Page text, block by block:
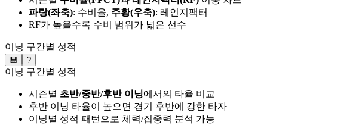
파랑(좌축): 수비율, 주황(우축): 레인지팩터
RF가 높을수록 수비 범위가 넓은 선수
이닝 구간별 성적
💾 ?
이닝 구간별 성적
시즌별 초반/중반/후반 이닝에서의 타율 비교
후반 이닝 타율이 높으면 경기 후반에 강한 타자
이닝별 성적 패턴으로 체력/집중력 분석 가능